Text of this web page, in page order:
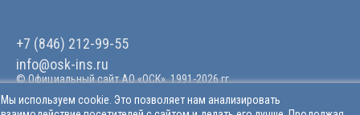
+7 (846) 212-99-55
info@osk-ins.ru
© Официальный сайт АО «ОСК». 1991-2026 гг.
СИ 2346, СЛ 2346, ОС 2346-03 и на осуществление перестрахования
Мы используем cookie. Это позволяет нам анализировать